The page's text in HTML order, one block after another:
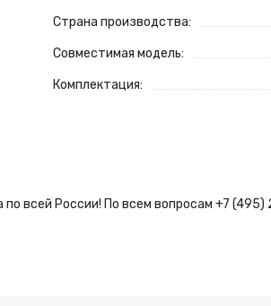
Страна производства:
Совместимая модель:
Комплектация:
всей России! По всем вопросам +7